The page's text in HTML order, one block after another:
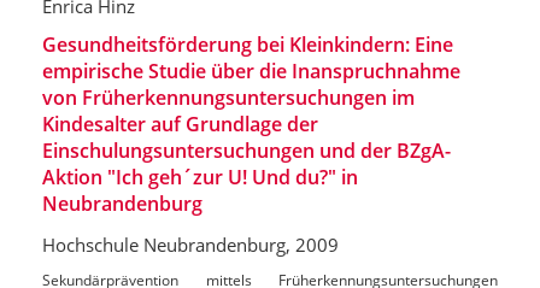
Enrica Hinz
Gesundheitsförderung bei Kleinkindern: Eine
empirische Studie über die Inanspruchnahme
von Früherkennungsuntersuchungen im
Kindesalter auf Grundlage der
Einschulungsuntersuchungen und der BZgA-
Aktion "Ich geh´zur U! Und du?" in
Neubrandenburg
Hochschule Neubrandenburg, 2009
Sekundärprävention mittels Früherkennungsuntersuchungen